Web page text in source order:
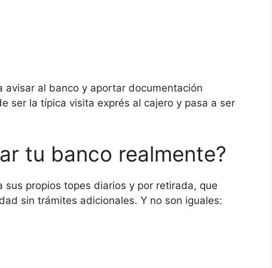
avisar al banco y aportar documentación
ser la típica visita exprés al cajero y pasa a ser
tu banco realmente?
propios topes diarios y por retirada, que
sin trámites adicionales. Y no son iguales: